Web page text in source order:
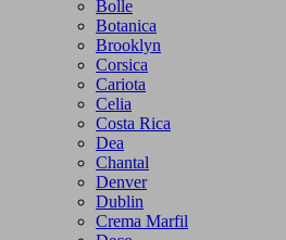
Bolle
Botanica
Brooklyn
Corsica
Cariota
Celia
Costa Rica
Dea
Chantal
Denver
Dublin
Crema Marfil